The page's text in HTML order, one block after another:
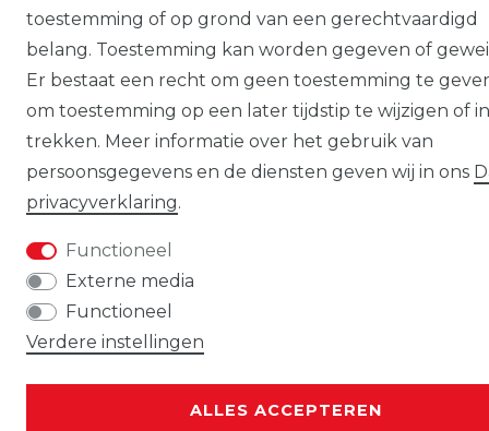
toestemming of op grond van een gerechtvaardigd
belang. Toestemming kan worden gegeven of
Er bestaat een recht om geen toestemming te
om toestemming op een later tijdstip te wijzigen of
trekken. Meer informatie over het gebruik van
persoonsgegevens en de diensten geven wij in ons
privacy­verklaring.
Functioneel
Externe media
Functioneel
Verdere instellingen
ALLES ACCEPTEREN